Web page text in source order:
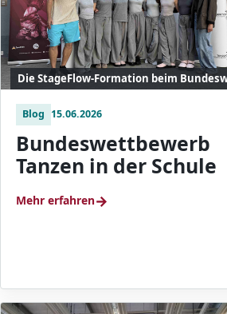
Blog 15.06.2026
Bundeswettbewerb
Tanzen in der Schule
Mehr erfahren→